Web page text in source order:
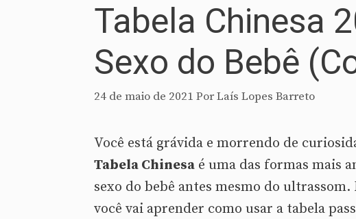
Tabela Chinesa
Sexo do Bebê
24 de maio de 2021 PorLaís Lopes Barreto
Você está grávida e morrendo de
Tabela Chinesa é uma das formas mais
sexo do bebê antes mesmo do
você vai aprender como usar a tabela